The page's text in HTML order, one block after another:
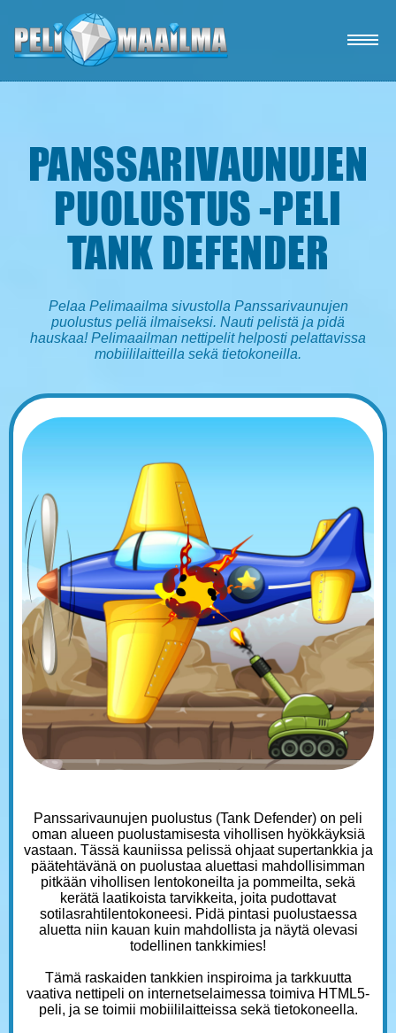
Suosikkipelit
Parhaimmat nettipelit - Pelaa ja viihdy
Muistipelit & kilpailut - Voita palkintoja
PANSSARIVAUNUJEN
PUOLUSTUS -PELI
TANK DEFENDER
Pelaa Pelimaailma sivustolla Panssarivaunujen
puolustus peliä ilmaiseksi. Nauti pelistä ja pidä
hauskaa! Pelimaailman nettipelit helposti pelattavissa
mobiililaitteilla sekä tietokoneilla.
Panssarivaunujen puolustus (Tank Defender) on peli
oman alueen puolustamisesta vihollisen hyökkäyksiä
vastaan. Tässä kauniissa pelissä ohjaat supertankkia ja
päätehtävänä on puolustaa aluettasi mahdollisimman
pitkään vihollisen lentokoneilta ja pommeilta, sekä
kerätä laatikoista tarvikkeita, joita pudottavat
sotilasrahtilentokoneesi. Pidä pintasi puolustaessa
aluetta niin kauan kuin mahdollista ja näytä olevasi
todellinen tankkimies!
Tämä raskaiden tankkien inspiroima ja tarkkuutta
vaativa nettipeli on internetselaimessa toimiva HTML5-
peli, ja se toimii mobiililaitteissa sekä tietokoneella.